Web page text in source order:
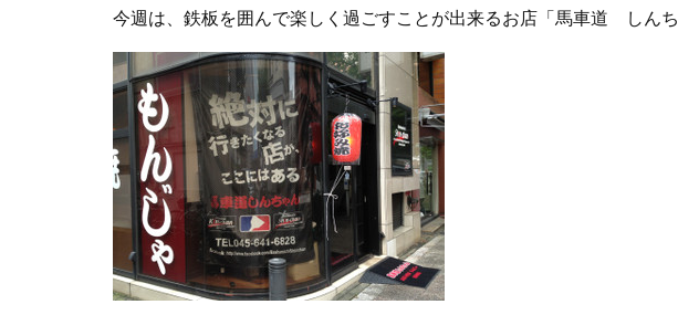
今週は、鉄板を囲んで楽しく過ごすことが出来るお店「馬車道 しんち